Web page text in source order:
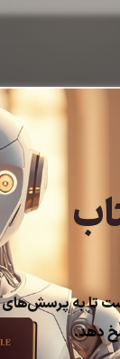
تا به پرسش‌های
دهد.